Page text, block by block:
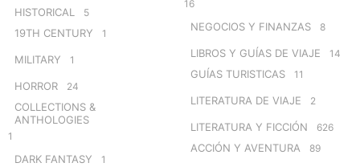
HISTORICAL 5
19TH CENTURY 1
MILITARY 1
HORROR 24
COLLECTIONS &
ANTHOLOGIES
1
DARK FANTASY 1
16
NEGOCIOS Y FINANZAS 8
LIBROS Y GUÍAS DE VIAJE 14
GUÍAS TURISTICAS 11
LITERATURA DE VIAJE 2
LITERATURA Y FICCIÓN 626
ACCIÓN Y AVENTURA 89